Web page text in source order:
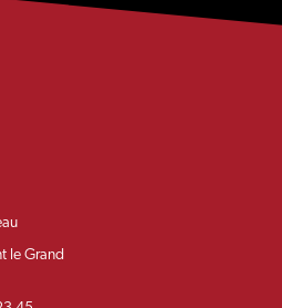
le Grand